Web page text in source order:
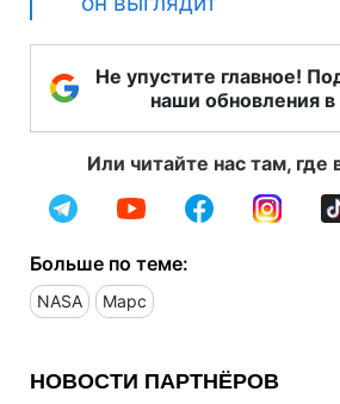
Не упустите главное!
наши обновления в
Или читайте нас там, где
Больше по теме:
NASA Марс